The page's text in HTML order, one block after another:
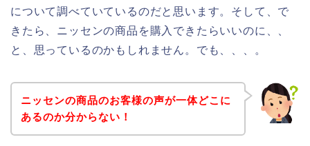
について調べていているのだと思います。そして、で
きたら、ニッセンの商品を購入できたらいいのに、、
と、思っているのかもしれません。でも、、、。
ニッセンの商品のお客様の声が一体どこに
あるのか分からない！